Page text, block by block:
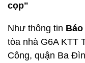
cọp"
Như thông tin
tòa nhà G6A KTT
Công, quận Ba